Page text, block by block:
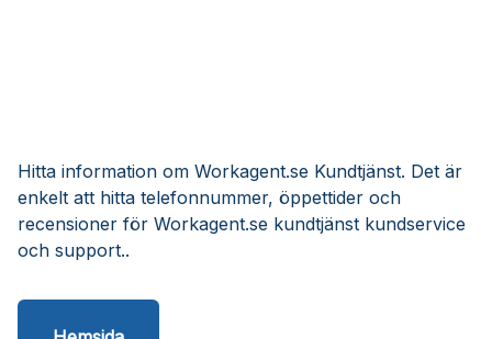
Hitta information om Workagent.se Kundtjänst. Det är
enkelt att hitta telefonnummer, öppettider och
recensioner för Workagent.se kundtjänst kundservice
och support..